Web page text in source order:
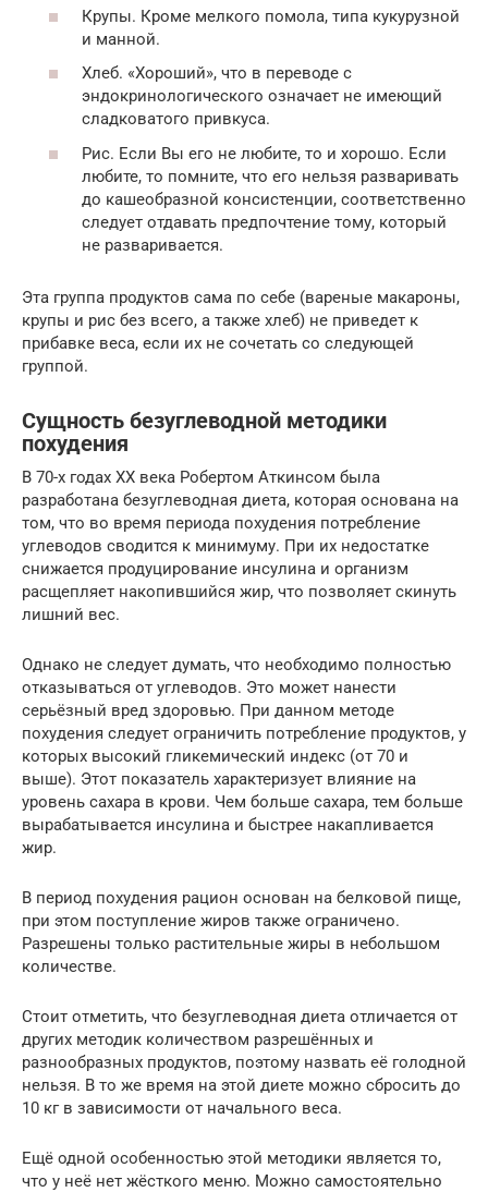
Крупы. Кроме мелкого помола, типа кукурузной
и манной.
Хлеб. «Хороший», что в переводе с
эндокринологического означает не имеющий
сладковатого привкуса.
Рис. Если Вы его не любите, то и хорошо. Если
любите, то помните, что его нельзя разваривать
до кашеобразной консистенции, соответственно
следует отдавать предпочтение тому, который
не разваривается.
Эта группа продуктов сама по себе (вареные макароны,
крупы и рис без всего, а также хлеб) не приведет к
прибавке веса, если их не сочетать со следующей
группой.
Сущность безуглеводной методики
похудения
В 70-х годах XX века Робертом Аткинсом была
разработана безуглеводная диета, которая основана на
том, что во время периода похудения потребление
углеводов сводится к минимуму. При их недостатке
снижается продуцирование инсулина и организм
расщепляет накопившийся жир, что позволяет скинуть
лишний вес.
Однако не следует думать, что необходимо полностью
отказываться от углеводов. Это может нанести
серьёзный вред здоровью. При данном методе
похудения следует ограничить потребление продуктов, у
которых высокий гликемический индекс (от 70 и
выше). Этот показатель характеризует влияние на
уровень сахара в крови. Чем больше сахара, тем больше
вырабатывается инсулина и быстрее накапливается
жир.
В период похудения рацион основан на белковой пище,
при этом поступление жиров также ограничено.
Разрешены только растительные жиры в небольшом
количестве.
Стоит отметить, что безуглеводная диета отличается от
других методик количеством разрешённых и
разнообразных продуктов, поэтому назвать её голодной
нельзя. В то же время на этой диете можно сбросить до
10 кг в зависимости от начального веса.
Ещё одной особенностью этой методики является то,
что у неё нет жёсткого меню. Можно самостоятельно